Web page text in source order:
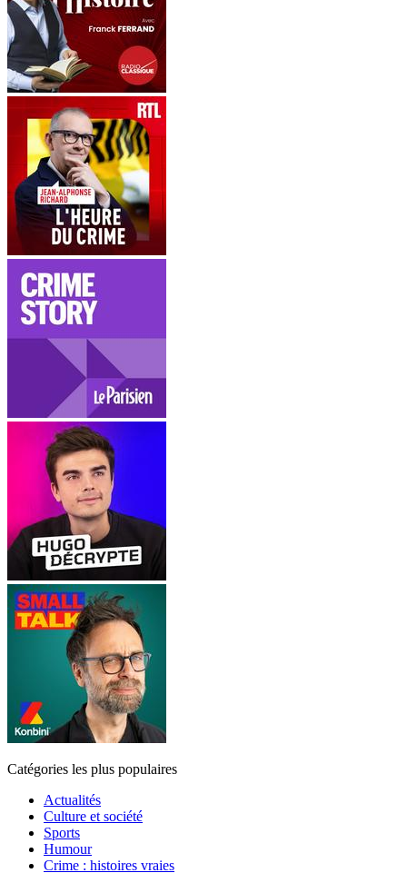
Catégories les plus populaires
Actualités
Culture et société
Sports
Humour
Crime : histoires vraies